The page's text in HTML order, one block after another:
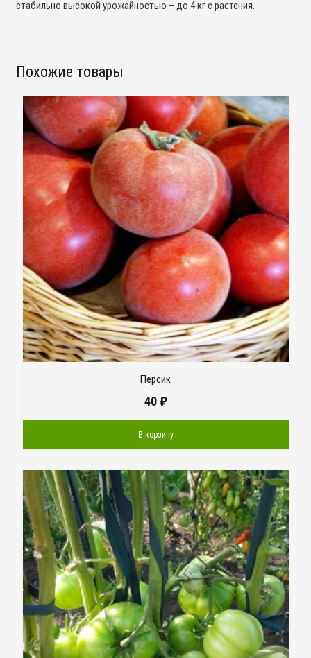
стабильно высокой урожайностью – до 4 кг с растения.
Похожие товары
Персик
40₽
В корзину